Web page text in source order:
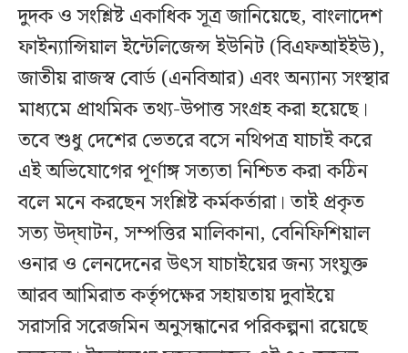
দুদক ও সংশ্লিষ্ট একাধিক সূত্র জানিয়েছে, বাংলাদেশ
ফাইন্যান্সিয়াল ইন্টেলিজেন্স ইউনিট (বিএফআইইউ),
জাতীয় রাজস্ব বোর্ড (এনবিআর) এবং অন্যান্য সংস্থার
মাধ্যমে প্রাথমিক তথ্য-উপাত্ত সংগ্রহ করা হয়েছে।
তবে শুধু দেশের ভেতরে বসে নথিপত্র যাচাই করে
এই অভিযোগের পূর্ণাঙ্গ সত্যতা নিশ্চিত করা কঠিন
বলে মনে করছেন সংশ্লিষ্ট কর্মকর্তারা। তাই প্রকৃত
সত্য উদ্‌ঘাটন, সম্পত্তির মালিকানা, বেনিফিশিয়াল
ওনার ও লেনদেনের উৎস যাচাইয়ের জন্য সংযুক্ত
আরব আমিরাত কর্তৃপক্ষের সহায়তায় দুবাইয়ে
সরাসরি সরেজমিন অনুসন্ধানের পরিকল্পনা রয়েছে